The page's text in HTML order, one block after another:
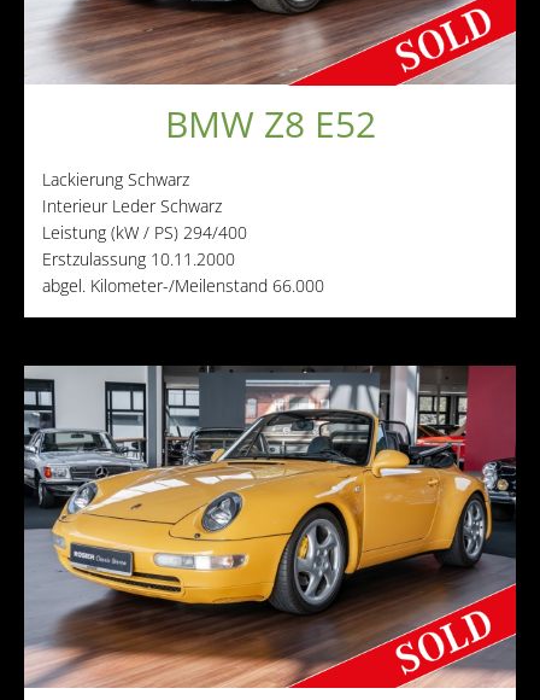
BMW Z8 E52
Lackierung Schwarz
Interieur Leder Schwarz
Leistung (kW / PS) 294/400
Erstzulassung 10.11.2000
abgel. Kilometer-/Meilenstand 66.000